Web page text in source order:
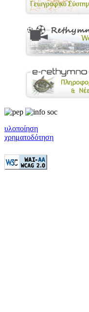
υλοποίηση
χρηματοδότηση